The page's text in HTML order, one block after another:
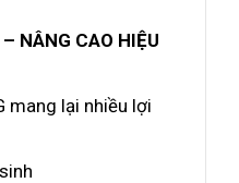
NÂNG CAO HIỆU
mang lại nhiều lợi